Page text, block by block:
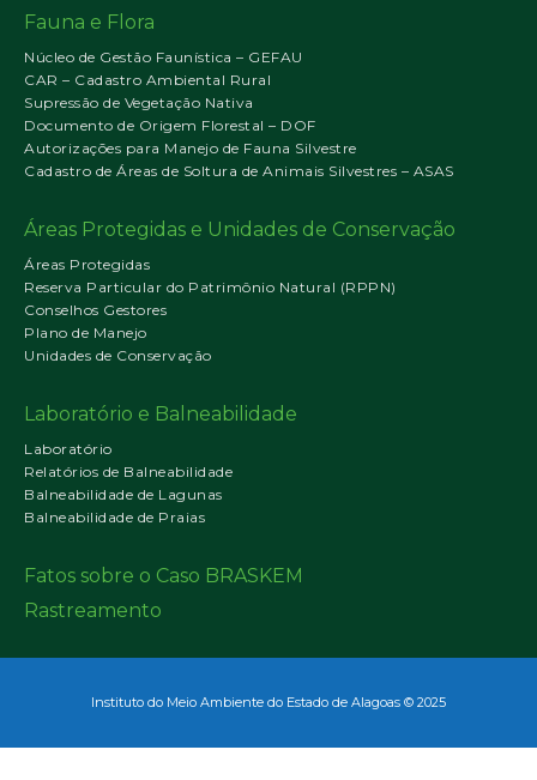
Fauna e Flora
Núcleo de Gestão Faunística – GEFAU
CAR – Cadastro Ambiental Rural
Supressão de Vegetação Nativa
Documento de Origem Florestal – DOF
Autorizações para Manejo de Fauna Silvestre
Cadastro de Áreas de Soltura de Animais Silvestres – ASAS
Áreas Protegidas e Unidades de Conservação
Áreas Protegidas
Reserva Particular do Patrimônio Natural (RPPN)
Conselhos Gestores
Plano de Manejo
Unidades de Conservação
Laboratório e Balneabilidade
Laboratório
Relatórios de Balneabilidade
Balneabilidade de Lagunas
Balneabilidade de Praias
Fatos sobre o Caso BRASKEM
Rastreamento
Instituto do Meio Ambiente do Estado de Alagoas © 2025